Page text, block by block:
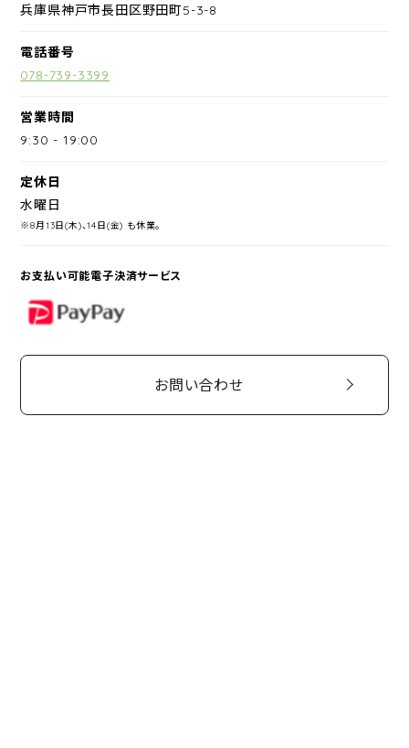
兵庫県神戸市長田区野田町5-3-8
電話番号
078-739-3399
営業時間
9:30 -19:00
定休日
水曜日
※8月13日(木)、14日(金) も休業。
お支払い可能電子決済サービス
PayPay
お問い合わせ